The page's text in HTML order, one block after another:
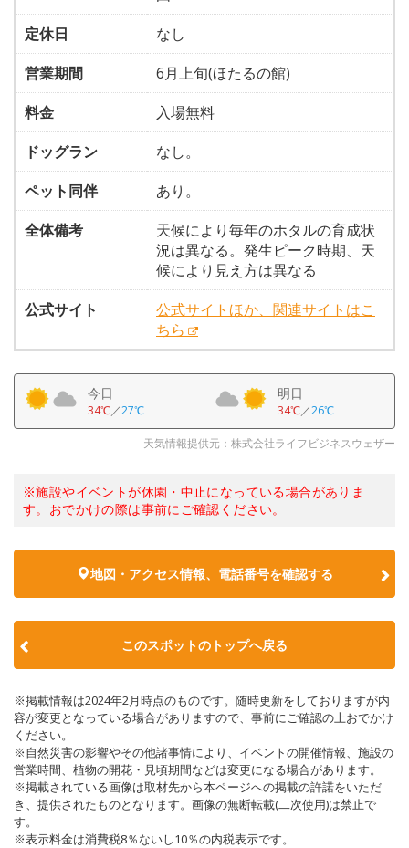
定休日
なし
営業期間
6月上旬(ほたるの館)
料金
入場無料
ドッグラン
なし。
ペット同伴
あり。
全体備考
天候により毎年のホタルの育成状
況は異なる。発生ピーク時期、天
候により見え方は異なる
公式サイト
公式サイトほか、関連サイトはこ
ちら
今日
34℃／27℃
明日
34℃／26℃
天気情報提供元：株式会社ライフビジネスウェザー
※施設やイベントが休園・中止になっている場合がありま
す。おでかけの際は事前にご確認ください。
地図・アクセス情報、電話番号を確認する
このスポットのトップへ戻る
※掲載情報は2024年2月時点のものです。随時更新をしておりますが内
容が変更となっている場合がありますので、事前にご確認の上おでかけ
ください。
※自然災害の影響やその他諸事情により、イベントの開催情報、施設の
営業時間、植物の開花・見頃期間などは変更になる場合があります。
※掲載されている画像は取材先から本ページへの掲載の許諾をいただ
き、提供されたものとなります。画像の無断転載(二次使用)は禁止で
す。
※表示料金は消費税8％ないし10％の内税表示です。